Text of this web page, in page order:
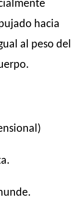
hacia
al peso del